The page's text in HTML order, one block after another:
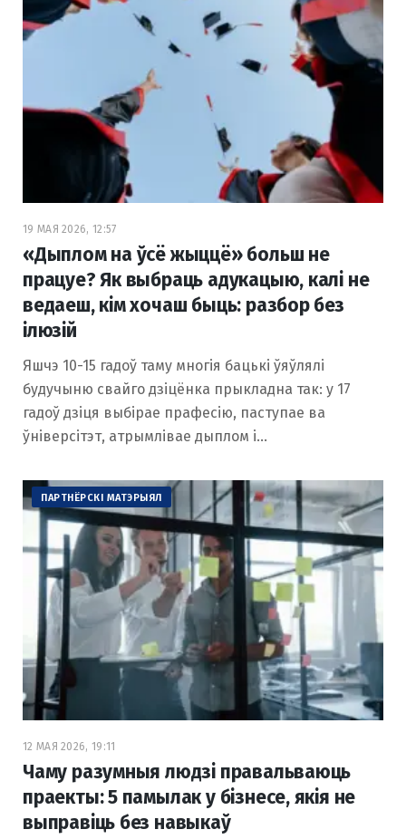
19 МАЯ 2026, 12:57
«Дыплом на ўсё жыццё» больш не
працуе? Як выбраць адукацыю, калі не
ведаеш, кім хочаш быць: разбор без
ілюзій
Яшчэ 10-15 гадоў таму многія бацькі ўяўлялі
будучыню свайго дзіцёнка прыкладна так: у 17
гадоў дзіця выбірае прафесію, паступае ва
ўніверсітэт, атрымлівае дыплом і…
ПАРТНЁРСКІ МАТЭРЫЯЛ
12 МАЯ 2026, 19:11
Чаму разумныя людзі правальваюць
праекты: 5 памылак у бізнесе, якія не
выправіць без навыкаў